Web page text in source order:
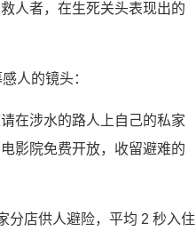
人者，在生死关头表现出的
人的镜头：
在涉水的路人上自己的私家
影院免费开放，收留避难的
分店供人避险，平均 2 秒入住